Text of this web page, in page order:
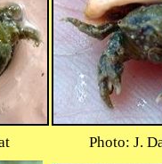
Photo: J.